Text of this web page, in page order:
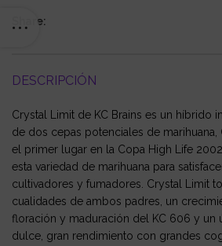
Share:
DESCRIPCIÓN
Crystal Limit de KC Brains es un híbrido
de dos cepas potenciales de marihuana,
el primer lugar en la Copa High Life
esta variedad de marihuana para
cultivadores y fumadores. Crystal Limit
cualidades de ambos padres, un
floración y maduración del KC 606 y un
dulce, gran rendimiento con grandes